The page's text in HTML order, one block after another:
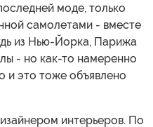
моде, только
самолетами - вместе
из Нью-Йорка, Парижа
- но как-то намеренно
и это тоже объявлено
интерьеров. По